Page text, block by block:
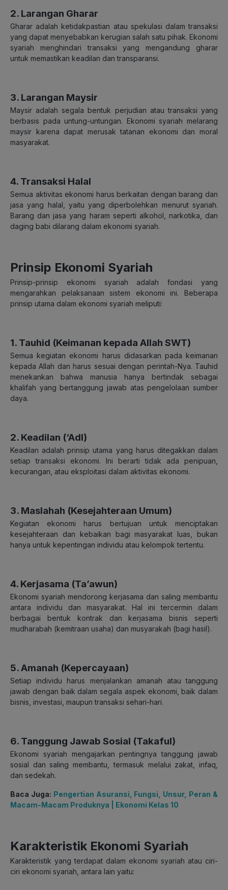
2. Larangan Gharar
Gharar adalah ketidakpastian atau spekulasi dalam transaksi
yang dapat menyebabkan kerugian salah satu pihak. Ekonomi
syariah menghindari transaksi yang mengandung gharar
untuk memastikan keadilan dan transparansi.
3. Larangan Maysir
Maysir adalah segala bentuk perjudian atau transaksi yang
berbasis pada untung-untungan. Ekonomi syariah melarang
maysir karena dapat merusak tatanan ekonomi dan moral
masyarakat.
4. Transaksi Halal
Semua aktivitas ekonomi harus berkaitan dengan barang dan
jasa yang halal, yaitu yang diperbolehkan menurut syariah.
Barang dan jasa yang haram seperti alkohol, narkotika, dan
daging babi dilarang dalam ekonomi syariah.
Prinsip Ekonomi Syariah
Prinsip-prinsip ekonomi syariah adalah fondasi yang
mengarahkan pelaksanaan sistem ekonomi ini. Beberapa
prinsip utama dalam ekonomi syariah meliputi:
1. Tauhid (Keimanan kepada Allah SWT)
Semua kegiatan ekonomi harus didasarkan pada keimanan
kepada Allah dan harus sesuai dengan perintah-Nya. Tauhid
menekankan bahwa manusia hanya bertindak sebagai
khalifah yang bertanggung jawab atas pengelolaan sumber
daya.
2. Keadilan (‘Adl)
Keadilan adalah prinsip utama yang harus ditegakkan dalam
setiap transaksi ekonomi. Ini berarti tidak ada penipuan,
kecurangan, atau eksploitasi dalam aktivitas ekonomi.
3. Maslahah (Kesejahteraan Umum)
Kegiatan ekonomi harus bertujuan untuk menciptakan
kesejahteraan dan kebaikan bagi masyarakat luas, bukan
hanya untuk kepentingan individu atau kelompok tertentu.
4. Kerjasama (Ta’awun)
Ekonomi syariah mendorong kerjasama dan saling membantu
antara individu dan masyarakat. Hal ini tercermin dalam
berbagai bentuk kontrak dan kerjasama bisnis seperti
mudharabah (kemitraan usaha) dan musyarakah (bagi hasil).
5. Amanah (Kepercayaan)
Setiap individu harus menjalankan amanah atau tanggung
jawab dengan baik dalam segala aspek ekonomi, baik dalam
bisnis, investasi, maupun transaksi sehari-hari.
6. Tanggung Jawab Sosial (Takaful)
Ekonomi syariah mengajarkan pentingnya tanggung jawab
sosial dan saling membantu, termasuk melalui zakat, infaq,
dan sedekah.
Baca Juga: Pengertian Asuransi, Fungsi, Unsur, Peran &
Macam-Macam Produknya | Ekonomi Kelas 10
Karakteristik Ekonomi Syariah
Karakteristik yang terdapat dalam ekonomi syariah atau ciri-
ciri ekonomi syariah, antara lain yaitu: